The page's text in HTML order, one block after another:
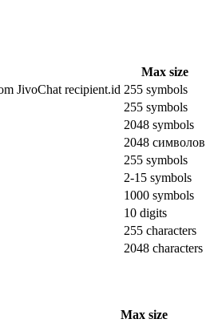
Max size
JivoChat recipient.id 255 symbols
255 symbols
2048 symbols
2048 символов
255 symbols
2-15 symbols
1000 symbols
10 digits
255 characters
2048 characters
Max size